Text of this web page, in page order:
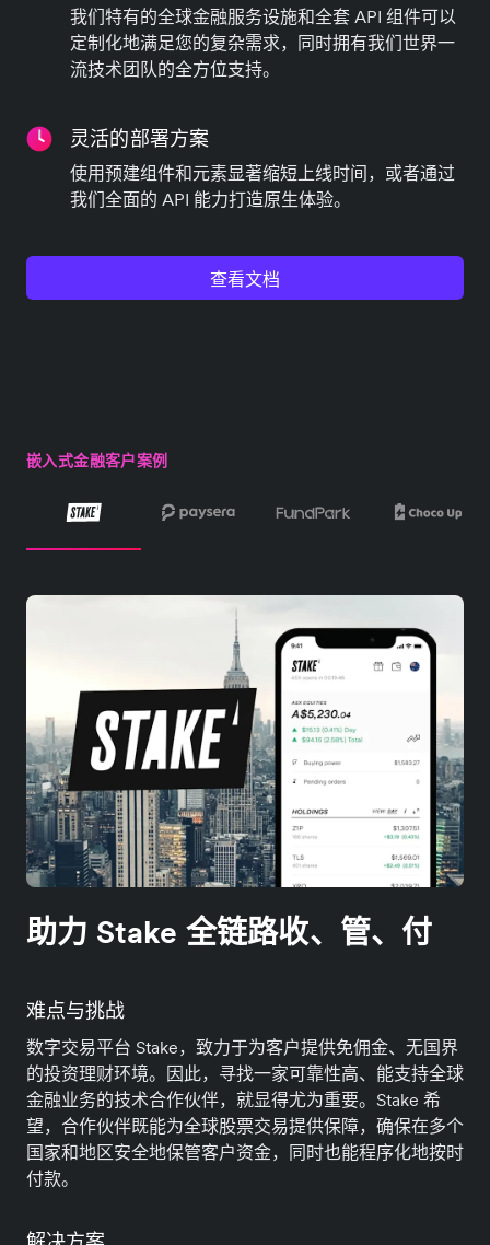
我们特有的全球金融服务设施和全套 API 组件可以
定制化地满足您的复杂需求，同时拥有我们世界一
流技术团队的全方位支持。
灵活的部署方案
使用预建组件和元素显著缩短上线时间，或者通过
我们全面的 API 能力打造原生体验。
查看文档
嵌入式金融客户案例
助力 Stake 全链路收、管、付
难点与挑战
数字交易平台 Stake，致力于为客户提供免佣金、无国界
的投资理财环境。因此，寻找一家可靠性高、能支持全球
金融业务的技术合作伙伴，就显得尤为重要。Stake 希
望，合作伙伴既能为全球股票交易提供保障，确保在多个
国家和地区安全地保管客户资金，同时也能程序化地按时
付款。